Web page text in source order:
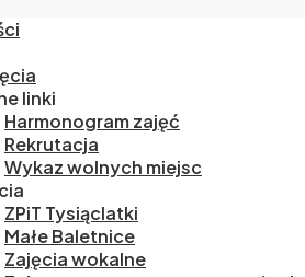
linki
Harmonogram zajęć
Rekrutacja
Wykaz wolnych miejsc
ZPiT Tysiąclatki
Małe Baletnice
Zajęcia wokalne